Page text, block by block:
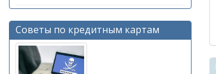
Советы по кредитным картам